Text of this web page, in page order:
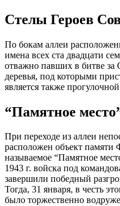
Стелы Героев
По бокам аллеи
имена всех ста двадцати
отважно павших в битве за
деревья, под которыми
является также
“Памятное
При переходе из аллеи
расположен объект памяти
называемое “Памятное
1943 г. войска под
завершили победный
Тогда, 31 января, в честь
было торжественно